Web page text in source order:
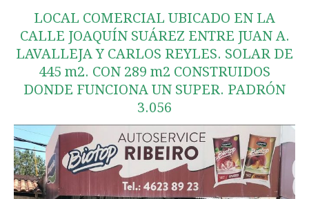
LOCAL COMERCIAL UBICADO EN LA
CALLE JOAQUÍN SUÁREZ ENTRE JUAN A.
LAVALLEJA Y CARLOS REYLES. SOLAR DE
445 m2. CON 289 m2 CONSTRUIDOS
DONDE FUNCIONA UN SUPER. PADRÓN
3.056